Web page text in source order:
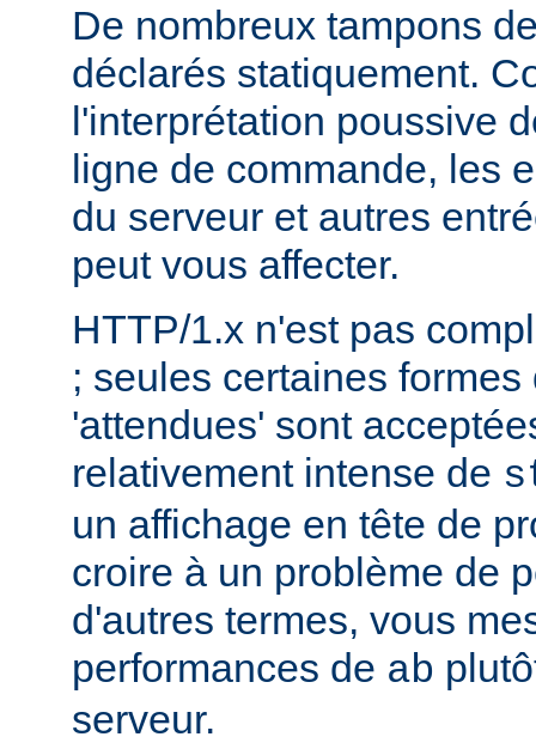
De nombreux tampons
déclarés statiquement.
l'interprétation poussive
ligne de commande, les
du serveur et autres
peut vous affecter.
HTTP/1.x n'est pas
; seules certaines
'attendues' sont
relativement intense de
un affichage en tête de
croire à un problème de
d'autres termes, vous
performances de ab
serveur.